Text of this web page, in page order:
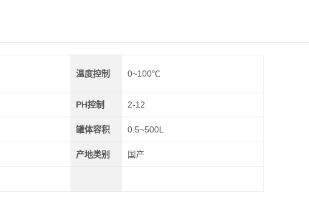
温度控制 0~100℃
PH控制 2-12
罐体容积 0.5~500L
产地类别 国产